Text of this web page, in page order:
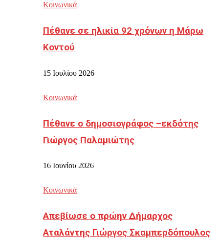
Κοινωνικά
Πέθανε σε ηλικία 92 χρόνων η Μάρω
Κοντού
15 Ιουλίου 2026
Κοινωνικά
Πέθανε ο δημοσιογράφος –εκδότης
Γιώργος Παλαμιώτης
16 Ιουνίου 2026
Κοινωνικά
Απεβίωσε ο πρώην Δήμαρχος
Αταλάντης Γιώργος Σκαμπερδόπουλος